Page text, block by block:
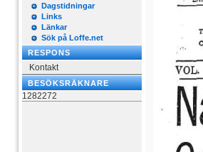
Dagstidningar
Links
Länkar
Sök på Loffe.net
RESPONS
Kontakt
BESÖKSRÄKNARE
1282272